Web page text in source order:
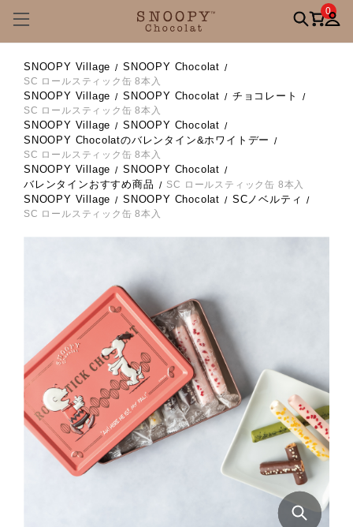
0
SNOOPY Village SNOOPY Chocolat
SC ロールスティック缶 8本入
SNOOPY Village SNOOPY Chocolat チョコレート
SC ロールスティック缶 8本入
SNOOPY Village
SNOOPY Chocolat
SNOOPY Chocolatのバレンタイン&ホワイトデー
SC ロールスティック缶 8本入
SNOOPY Village
SNOOPY Chocolat
バレンタインおすすめ商品
SC ロールスティック缶 8本入
SNOOPY Village SNOOPY Chocolat SCノベルティ
SC ロールスティック缶 8本入